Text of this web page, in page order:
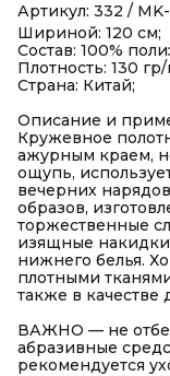
Артикул: 332 / MK-
Шириной: 120 см;
Состав: 100%
Плотность: 130
Страна: Китай;
Описание и
Кружевное
ажурным краем,
ощупь,
вечерних
образов,
торжественные
изящные
нижнего белья.
плотными
также в качестве
ВАЖНО — не
абразивные
рекомендуется